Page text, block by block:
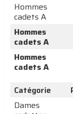
Hommes
cadets A
Hommes
cadets A
Hommes
cadets A
Catégorie
Dames